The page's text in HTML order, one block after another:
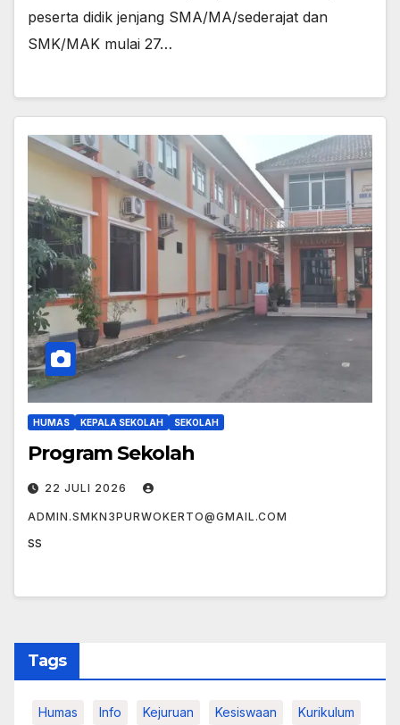
peserta didik jenjang SMA/MA/sederajat dan
SMK/MAK mulai 27…
HUMAS KEPALA SEKOLAH SEKOLAH
Program Sekolah
22 JULI 2026
ADMIN.SMKN3PURWOKERTO@GMAIL.COM
ss
Tags
Humas Info Kejuruan Kesiswaan Kurikulum